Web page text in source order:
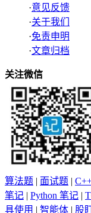
·意见反馈
·关于我们
·免责申明
·文章归档
关注微信
算法题 | 面试题 |
笔记 | Python 笔记 |
具使用 | 智能体 | 股